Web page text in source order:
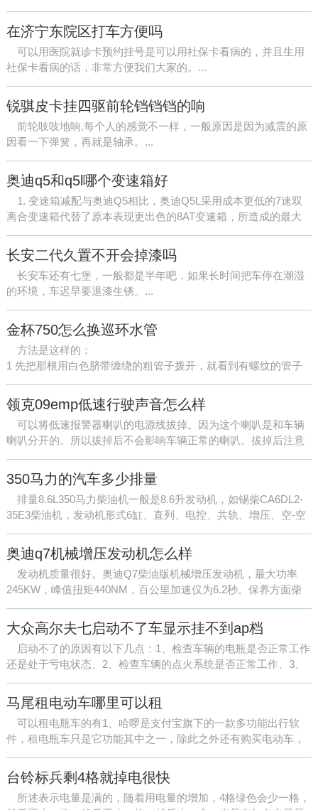
项中进行调...
在济宁东院区打车方便吗
可以用医院就诊卡预约挂号是可以用社保卡看病的，并且生用
社保卡看病的话，非常方便我们大家的。...
锐骐皮卡挂四驱前轮铛铛铛的响
前轮吱吱地响,每个人的感觉不一样，一般原因是因为减震的原
因看一下弹簧，再就是轴承。...
奥迪q5和q5l哪个变速箱好
1. 变速箱减配与奥迪Q5相比，奥迪Q5L采用成本更低的7速双
离合变速箱代替了原本表现更出色的8AT变速箱，所造成的最大
前...
长安二代久置不开会掉漆吗
长安车还有七堡，一般都是半年吧，如果长时间把车停在潮湿
的环境，车迟早要退漆生锈。...
金杯750怎么换巡环水管
方法是这样的：
1 先把那根用白色脐带缠绕的粗管子拨开，就看到有螺纹的管子
2 从接头处拨出这个排水管；
3 将新的管子按原来的样子接好，最好还在接口处用胶带缠...
领克09emp低速行驶声音怎么样
可以将低速报警器喇叭的电源线拔掉。因为这个喇叭是和车辆
喇叭分开的。所以拔掉后不会影响车辆正常的喇叭。拔掉后注意
350马力的汽车多少排量
排量8.6L350马力柴油机一般是8.6升发动机，如锡柴CA6DL2-
35E3柴油机，发动机形式6缸、直列、电控、共轨、增压、空-空
大输出...
奥迪q7机械增压发动机怎么样
发动机质量很好。奥迪Q7柴油版机械增压发动机，最大功率
245KW，峰值扭矩440NM，百公里加速仅为6.2秒。保养方面柴
损耗件方...
大众高尔夫七启动不了车显示挂不到ap档
启动不了的原因有以下几点：1、检查车辆的电瓶是否正常工作
还是处于亏电状态、2、检查车辆的点火系统是否正常工作、3、
马尾租电动车哪里可以租
可以租电瓶车的有1、哈啰是支付宝旗下的一款多功能出行软
件，租电瓶车只是它功能其中之一，除此之外还有购买电动车，
何处有...
台铃标兵剩4格就掉电很快
所述表示电量是满的，随着用电量的增加，4格绿色会少一格，